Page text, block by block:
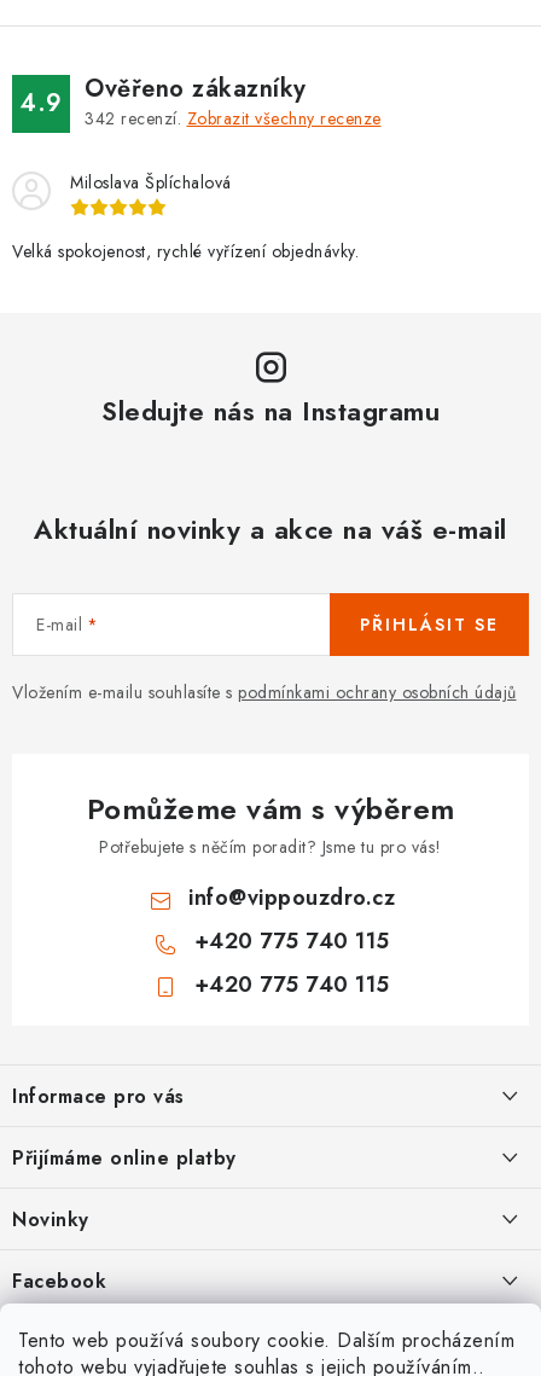
Tento web používá soubory cookie. Dalším procházením
tohoto webu vyjadřujete souhlas s jejich používáním..
4.9 Ověřeno zákazníky
342 recenzí. Zobrazit všechny recenze
Miloslava Šplíchalová
Velká spokojenost, rychlé vyřízení objednávky.
Sledujte nás na Instagramu
Aktuální novinky a akce na váš e-mail
E-mail
Vložením e-mailu souhlasíte s podmínkami ochrany osobních údajů
PŘIHLÁSIT SE
Pomůžeme vám s výběrem
Potřebujete s něčím poradit? Jsme tu pro vás!
info@vippouzdro.cz
+420 775 740 115
+420 775 740 115
p
a
Informace pro vás
Jak nakupovat
Ochrana osobních údajů
Hodnocení obchodu
Doprava a platba
Přijímáme online platby
Novinky
Kryty, pouzdra, obaly na mobil Apple iPhone.
11.9.2022
Nová skla pro vaši ochranu
Facebook
Heureka Recenze obchodu